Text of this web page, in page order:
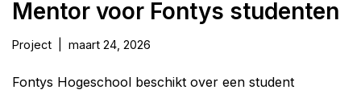
Mentor voor Fontys studenten
Project maart 24, 2026
Fontys Hogeschool beschikt over een student